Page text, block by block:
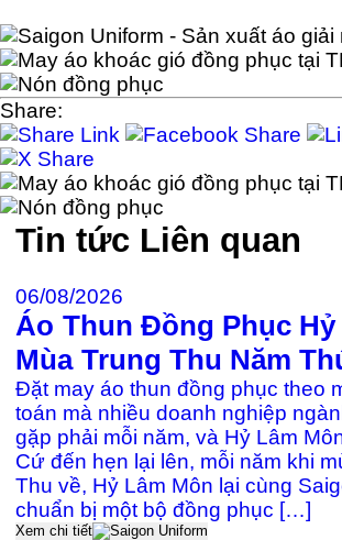
Share:
Tin tức Liên quan
06/08/2026
Áo Thun Đồng Phục Hỷ
Mùa Trung Thu Năm
Đặt may áo thun đồng phục theo
toán mà nhiều doanh nghiệp
gặp phải mỗi năm, và Hỷ Lâm
Cứ đến hẹn lại lên, mỗi năm khi
Thu về, Hỷ Lâm Môn lại cùng
chuẩn bị một bộ đồng phục […]
Xem chi tiết